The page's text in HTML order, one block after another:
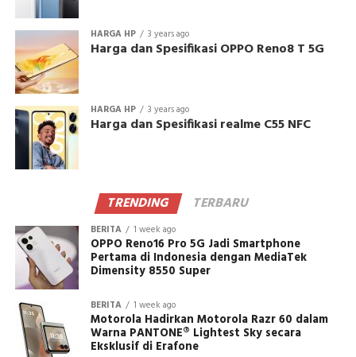
HARGA HP 3 years ago
Harga dan Spesifikasi OPPO Reno8 T 5G
HARGA HP 3 years ago
Harga dan Spesifikasi realme C55 NFC
TRENDING TERBARU
BERITA 1 week ago
OPPO Reno16 Pro 5G Jadi Smartphone
Pertama di Indonesia dengan MediaTek
Dimensity 8550 Super
BERITA 1 week ago
Motorola Hadirkan Motorola Razr 60 dalam
Warna PANTONE® Lightest Sky secara
Eksklusif di Erafone